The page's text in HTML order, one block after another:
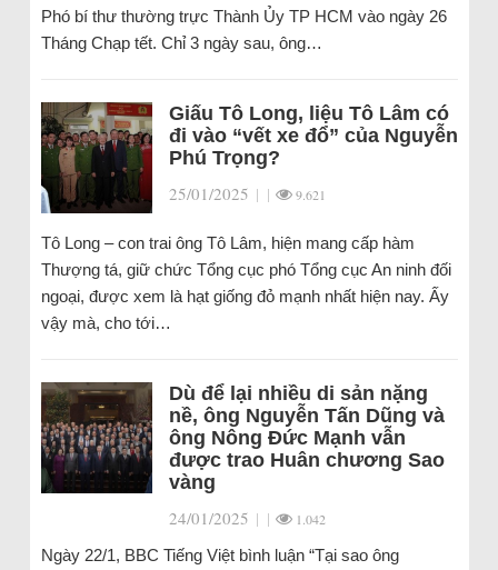
Phó bí thư thường trực Thành Ủy TP HCM vào ngày 26
Tháng Chạp tết. Chỉ 3 ngày sau, ông…
Giấu Tô Long, liệu Tô Lâm có
đi vào “vết xe đổ” của Nguyễn
Phú Trọng?
25/01/2025 | | 9.621
Tô Long – con trai ông Tô Lâm, hiện mang cấp hàm
Thượng tá, giữ chức Tổng cục phó Tổng cục An ninh đối
ngoại, được xem là hạt giống đỏ mạnh nhất hiện nay. Ấy
vậy mà, cho tới…
Dù để lại nhiều di sản nặng
nề, ông Nguyễn Tấn Dũng và
ông Nông Đức Mạnh vẫn
được trao Huân chương Sao
vàng
24/01/2025 | | 1.042
Ngày 22/1, BBC Tiếng Việt bình luận “Tại sao ông